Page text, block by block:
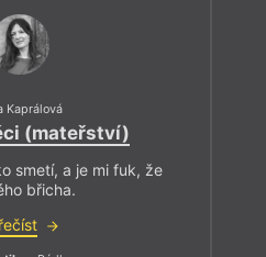
Kaprálová
(mateřství)
smetí, a je mi fuk, že
břicha.